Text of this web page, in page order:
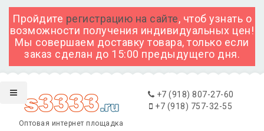
Пройдите регистрацию на сайте, чтоб узнать о
возможности получения индивидуальных цен!
Мы совершаем доставку товара, только если
заказ сделан до 15:00 предыдущего дня.
Оптовая интернет площадка
+7 (918) 807-27-60
+7 (918) 757-32-55